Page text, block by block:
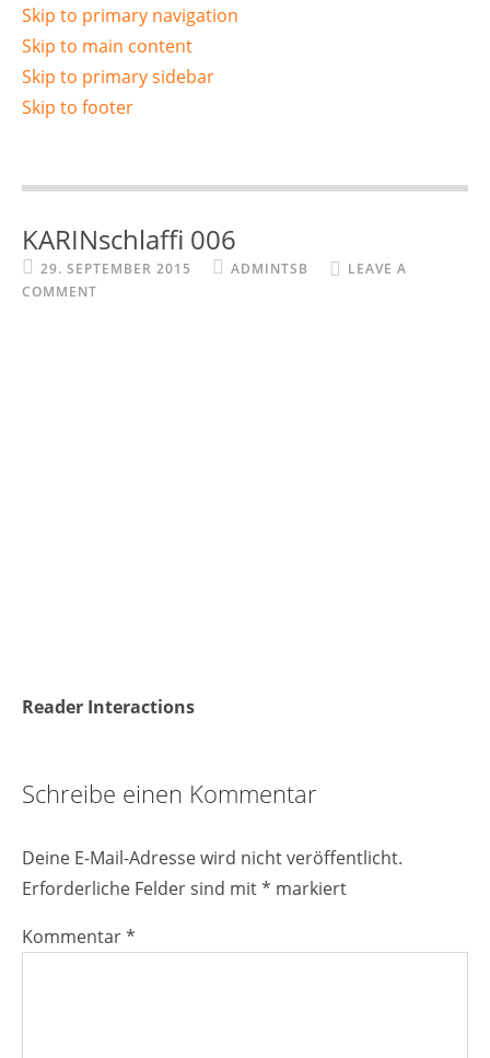
Skip to primary navigation
Skip to main content
Skip to primary sidebar
Skip to footer
KARINschlaffi 006
29. SEPTEMBER 2015 ADMINTSB
LEAVE A
COMMENT
Reader Interactions
Schreibe einen Kommentar
Deine E-Mail-Adresse wird nicht veröffentlicht.
Erforderliche Felder sind mit* markiert
Kommentar*